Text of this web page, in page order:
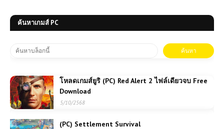
ค้นหาเกมส์ PC
โหลดเกมส์ยูริ (PC) Red Alert 2 ไฟล์เดียวจบ Free
Download
5/10/2568
(PC) Settlement Survival